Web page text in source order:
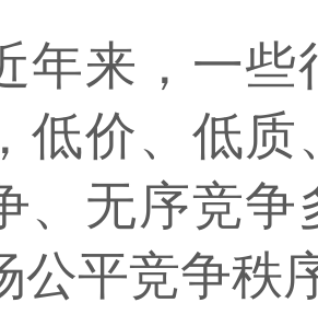
来，一些
低价、低
、无序竞
公平竞争秩